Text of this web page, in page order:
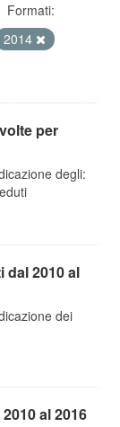
Formati:
2014
per
degli:
2010 al
dei
al 2016